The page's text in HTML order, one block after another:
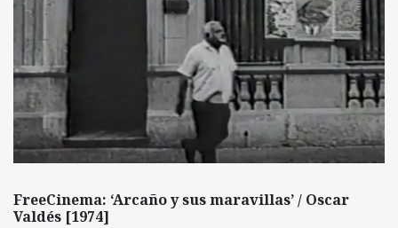
FreeCinema: ‘Arcaño y sus maravillas’ / Oscar
Valdés [1974]